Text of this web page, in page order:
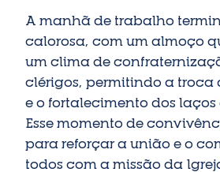
A manhã de trabalho
calorosa, com um almoço
um clima de
clérigos, permitindo a troca
e o fortalecimento dos laços
Esse momento de
para reforçar a união e o
todos com a missão da